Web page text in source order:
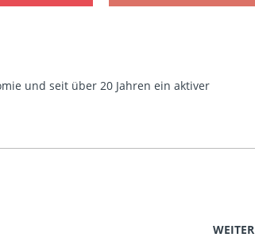
und seit über 20 Jahren ein aktiver
WEITER